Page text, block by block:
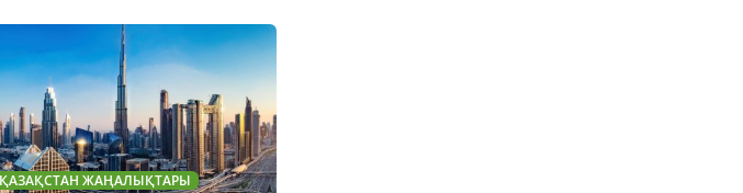
ҚАЗАҚСТАН ЖАҢАЛЫҚТАРЫ